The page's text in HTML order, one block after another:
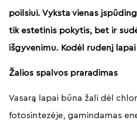
poilsiui. Vyksta vienas
tik estetinis pokytis, bet ir
išgyvenimu. Kodėl rudenį
Žalios spalvos praradimas
Vasarą lapai būna žali dėl
fotosintezėje, gamindamas